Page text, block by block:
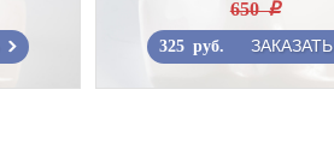
650 r
325 руб. ЗАКАЗАТЬ